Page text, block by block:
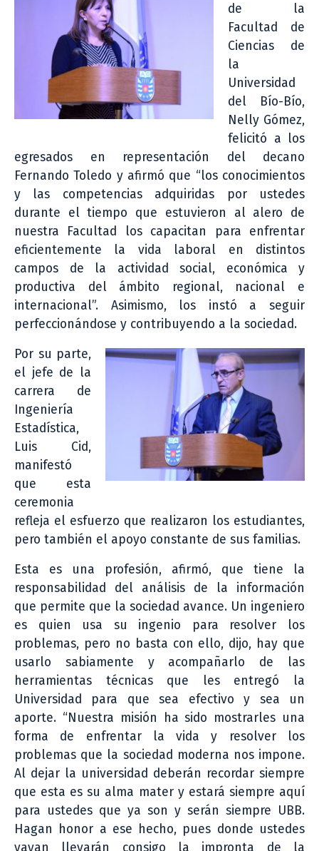
de la
Facultad de
Ciencias de
la
Universidad
del Bío-Bío,
Nelly Gómez,
felicitó a los
egresados en representación del decano
Fernando Toledo y afirmó que “los conocimientos
y las competencias adquiridas por ustedes
durante el tiempo que estuvieron al alero de
nuestra Facultad los capacitan para enfrentar
eficientemente la vida laboral en distintos
campos de la actividad social, económica y
productiva del ámbito regional, nacional e
internacional”. Asimismo, los instó a seguir
perfeccionándose y contribuyendo a la sociedad.
Por su parte,
el jefe de la
carrera de
Ingeniería
Estadística,
Luis Cid,
manifestó
que esta
ceremonia
refleja el esfuerzo que realizaron los estudiantes,
pero también el apoyo constante de sus familias.
Esta es una profesión, afirmó, que tiene la
responsabilidad del análisis de la información
que permite que la sociedad avance. Un ingeniero
es quien usa su ingenio para resolver los
problemas, pero no basta con ello, dijo, hay que
usarlo sabiamente y acompañarlo de las
herramientas técnicas que les entregó la
Universidad para que sea efectivo y sea un
aporte. “Nuestra misión ha sido mostrarles una
forma de enfrentar la vida y resolver los
problemas que la sociedad moderna nos impone.
Al dejar la universidad deberán recordar siempre
que esta es su alma mater y estará siempre aquí
para ustedes que ya son y serán siempre UBB.
Hagan honor a ese hecho, pues donde ustedes
vayan llevarán consigo la impronta de la